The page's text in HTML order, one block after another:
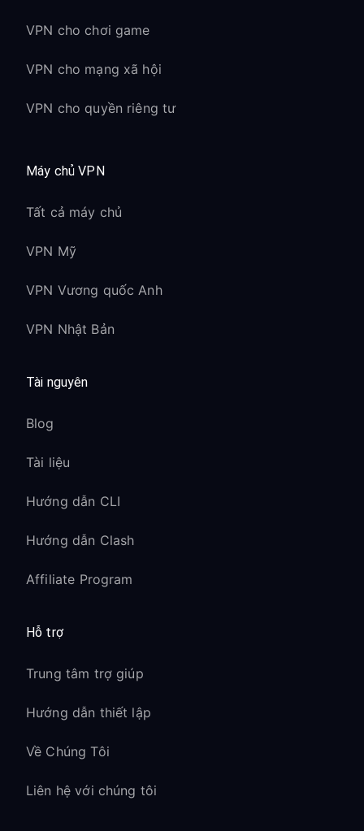
VPN cho chơi game
VPN cho mạng xã hội
VPN cho quyền riêng tư
Máy chủ VPN
Tất cả máy chủ
VPN Mỹ
VPN Vương quốc Anh
VPN Nhật Bản
Tài nguyên
Blog
Tài liệu
Hướng dẫn CLI
Hướng dẫn Clash
Affiliate Program
Hỗ trợ
Trung tâm trợ giúp
Hướng dẫn thiết lập
Về Chúng Tôi
Liên hệ với chúng tôi